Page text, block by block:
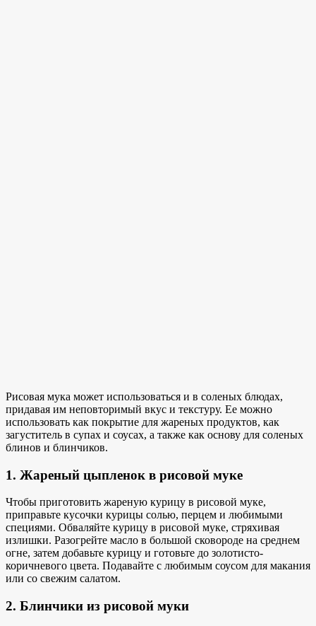
Рисовая мука может использоваться и в соленых блюдах,
придавая им неповторимый вкус и текстуру. Ее можно
использовать как покрытие для жареных продуктов, как
загуститель в супах и соусах, а также как основу для соленых
блинов и блинчиков.
1. Жареный цыпленок в рисовой муке
Чтобы приготовить жареную курицу в рисовой муке,
приправьте кусочки курицы солью, перцем и любимыми
специями. Обваляйте курицу в рисовой муке, стряхивая
излишки. Разогрейте масло в большой сковороде на среднем
огне, затем добавьте курицу и готовьте до золотисто-
коричневого цвета. Подавайте с любимым соусом для макания
или со свежим салатом.
2. Блинчики из рисовой муки